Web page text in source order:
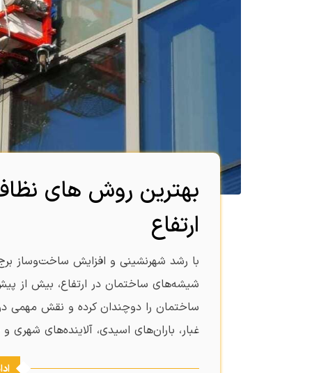
بهترین روش های
ارتفاع
با رشد شهرنشینی و افزایش ساخت‌وساز
شیشه‌های ساختمان در ارتفاع، بیش از
ساختمان را دوچندان کرده و نقش مهمی در
غبار، باران‌های اسیدی، آلاینده‌های شهری